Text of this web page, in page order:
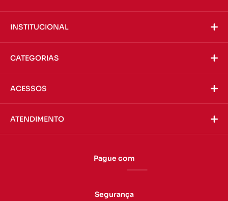
INSTITUCIONAL
CATEGORIAS
ACESSOS
ATENDIMENTO
Pague com
Segurança